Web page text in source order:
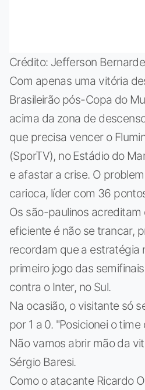
Crédito: Jefferson
Com apenas uma vitória
Brasileirão pós-Copa do
acima da zona de
que precisa vencer o
(SporTV), no Estádio do
e afastar a crise. O
carioca, líder com 36
Os são-paulinos acreditam
eficiente é não se trancar,
recordam que a estratégia
primeiro jogo das
contra o Inter, no Sul.
Na ocasião, o visitante só
por 1 a 0. "Posicionei o
Não vamos abrir mão da
Sérgio Baresi.
Como o atacante Ricardo